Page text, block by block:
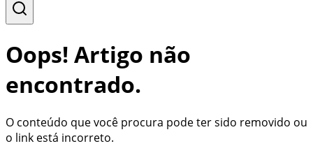
Oops! Artigo não
encontrado.
O conteúdo que você procura pode ter sido removido ou
o link está incorreto.